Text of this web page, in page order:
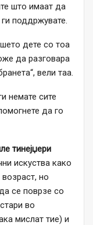
што имаат да
поддржувате.
дете со тоа
да разговара
вели таа.
немате сите
да го
тинејџери
искуства како
но
се поврзе со
во
мислат тие) и